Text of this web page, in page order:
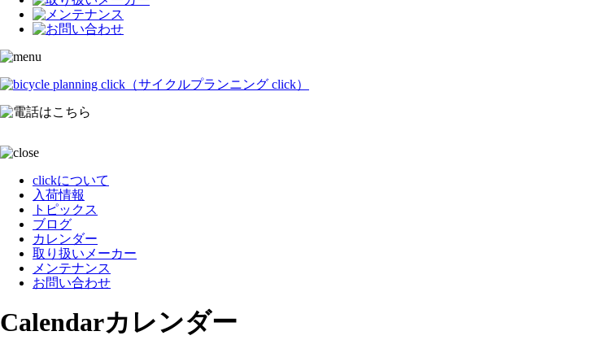
clickについて
入荷情報
トピックス
ブログ
カレンダー
取り扱いメーカー
メンテナンス
お問い合わせ
Calendarカレンダー